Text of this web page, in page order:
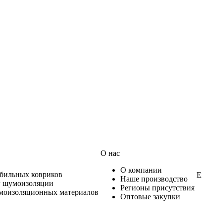
ковриков
шумоизоляции
материалов
О нас
О компании
Наше производство
Регионы присутствия
Оптовые закупки